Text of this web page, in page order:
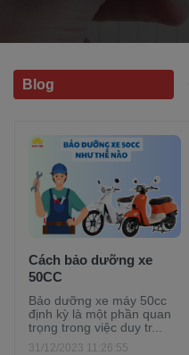
Blog
Cách bảo dưỡng xe
50CC
Bảo dưỡng xe máy 50cc
định kỳ là một phần quan
trọng trong việc duy tr...
31/12/2023 11:26:55